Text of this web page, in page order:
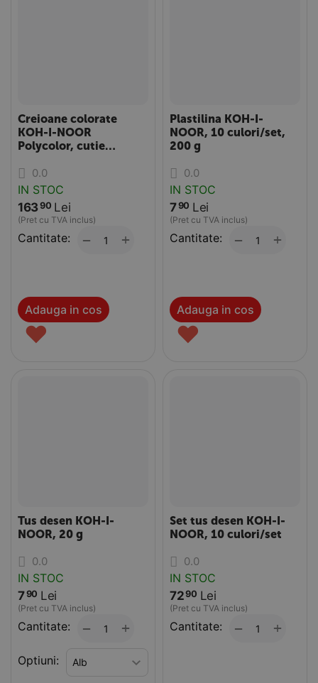
Creioane colorate
KOH-I-NOOR
Polycolor, cutie
0.0
IN STOC
16390 Lei
(Pret cu TVA inclus)
Cantitate: +
−
Adauga in cos
♥
Plastilina KOH-I-
NOOR, 10 culori/set,
200 g
0.0
IN STOC
790 Lei
(Pret cu TVA inclus)
Cantitate: +
−
Adauga in cos
♥
Tus desen KOH-I-
NOOR, 20 g
0.0
IN STOC
790 Lei
(Pret cu TVA inclus)
Cantitate: +
−
Optiuni:
Set tus desen KOH-I-
NOOR, 10 culori/set
0.0
IN STOC
7290 Lei
(Pret cu TVA inclus)
Cantitate: +
−